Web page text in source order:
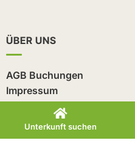
ÜBER UNS
AGB Buchungen
Impressum
Datenschutz
Erklärung der Barrierefreiheit
Sitemap
Unterkunft suchen